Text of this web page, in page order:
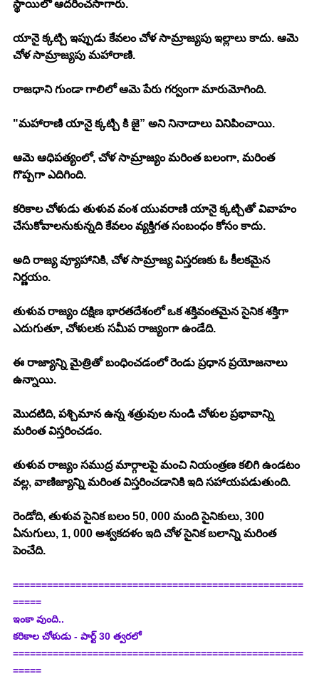
స్థాయిలో ఆదరించసాగారు.
యానై క్కట్చి ఇప్పుడు కేవలం చోళ సామ్రాజ్యపు ఇల్లాలు కాదు. ఆమె
చోళ సామ్రాజ్యపు మహారాణి.
రాజధాని గుండా గాలిలో ఆమె పేరు గర్వంగా మారుమోగింది.
"మహారాణి యానై క్కట్చి కి జై” అని నినాదాలు వినిపించాయి.
ఆమె ఆధిపత్యంలో, చోళ సామ్రాజ్యం మరింత బలంగా, మరింత
గొప్పగా ఎదిగింది.
కరికాల చోళుడు తుళువ వంశ యువరాణి యానై క్కట్చితో వివాహం
చేసుకోవాలనుకున్నది కేవలం వ్యక్తిగత సంబంధం కోసం కాదు.
అది రాజ్య వ్యూహానికి, చోళ సామ్రాజ్య విస్తరణకు ఓ కీలకమైన
నిర్ణయం.
తుళువ రాజ్యం దక్షిణ భారతదేశంలో ఒక శక్తివంతమైన సైనిక శక్తిగా
ఎదుగుతూ, చోళులకు సమీప రాజ్యంగా ఉండేది.
ఈ రాజ్యాన్ని మైత్రితో బంధించడంలో రెండు ప్రధాన ప్రయోజనాలు
ఉన్నాయి.
మొదటిది, పశ్చిమాన ఉన్న శత్రువుల నుండి చోళుల ప్రభావాన్ని
మరింత విస్తరించడం.
తుళువ రాజ్యం సముద్ర మార్గాలపై మంచి నియంత్రణ కలిగి ఉండటం
వల్ల, వాణిజ్యాన్ని మరింత విస్తరించడానికి ఇది సహాయపడుతుంది.
రెండోది, తుళువ సైనిక బలం 50, 000 మంది సైనికులు, 300
ఏనుగులు, 1, 000 అశ్వకదళం ఇది చోళ సైనిక బలాన్ని మరింత
పెంచేది.
===================================================
=====
ఇంకా వుంది..
కరికాల చోళుడు - పార్ట్ 30 త్వరలో
===================================================
=====